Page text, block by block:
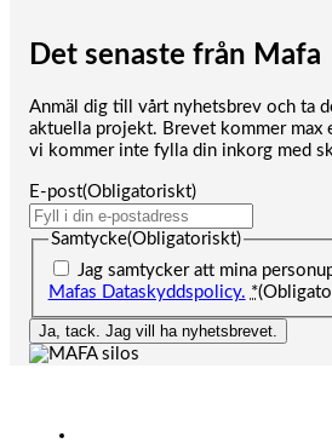
Det senaste från Mafa
Anmäl dig till vårt nyhetsbrev och ta
aktuella projekt. Brevet kommer max
vi kommer inte fylla din inkorg med
E-post(Obligatoriskt)
Samtycke(Obligatoriskt)
Jag samtycker att mina
Mafas Dataskyddspolicy. *
Ja, tack. Jag vill ha nyhetsbrevet.